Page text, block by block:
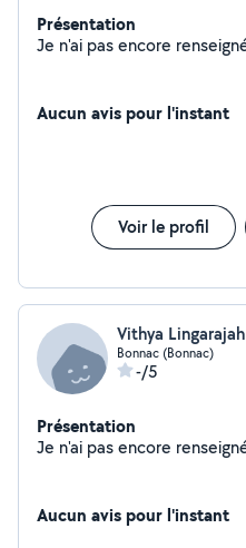
Présentation
Aucun avis pour l'instant
Voir le profil
Vithya Lingarajah
Bonnac (Bonnac)
-/5
Présentation
Aucun avis pour l'instant